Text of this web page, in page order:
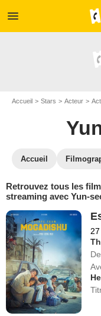
menu
Accueil Stars Acteur
Accueil
Retrouvez tous les
streaming avec Yun-
De